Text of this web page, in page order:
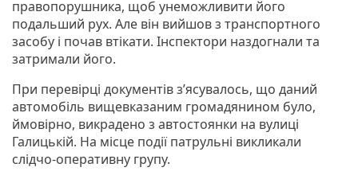
правопорушника, щоб унеможливити його
подальший рух. Але він вийшов з транспортного
засобу і почав втікати. Інспектори наздогнали та
затримали його.
При перевірці документів з’ясувалось, що даний
автомобіль вищевказаним громадянином було,
ймовірно, викрадено з автостоянки на вулиці
Галицькій. На місце події патрульні викликали
слідчо-оперативну групу.